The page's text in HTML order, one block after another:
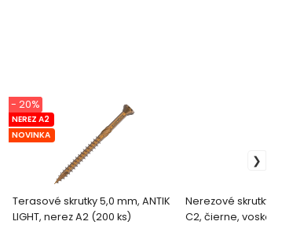
Terasové skrutky 5,0 mm, ANTIK
LIGHT, nerez A2 (200 ks)
NEREZ A2
NOVINKA
- 20%
Nerezové skrutky 5,0
C2, čierne,